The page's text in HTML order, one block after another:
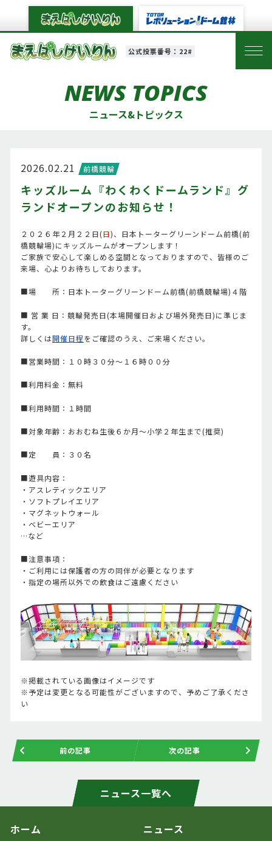
公式投票番号：22#
NEWS TOPICS
ニュース&トピックス
2026.02.21 前橋競輪
キッズルーム『わくわくドームランド』グ
ランドオープンのお知らせ！
２０２６年２月２２日(日)、日本トーターグリーンドーム前橋(前
橋競輪場)にキッズルームがオープンします！
ご家族で安心して楽しめる空間となっておりますので、皆様のご
来場、心よりお待ちしております。
■場 所：日本トーターグリーンドーム前橋(前橋競輪場)４階
■ 営 業 日：競輪発売日(本場開催日および場外発売日)に準じま
す。
詳しくは開催日程をご確認のうえ、ご来場ください。
■営業時間：１０時３０分～１６時００分
■利用料金：無料
■利用時間：１時間
■対象年齢：おおむね生後６か月～小学２年生まで(推奨)
■定 員：３０名
■遊具内容：
・アスレティックエリア
・ソフトプレイエリア
・マグネットウォール
・ベビーエリア
…など
■注意事項：
・ご利用には保護者の方の同伴が必要となります
・指定の場所以外での飲食はご遠慮ください
※掲載されている画像はイメージです
※予定は変更となる可能性がございますので、予めご了承くださ
い
前の記事 次の記事
ニュース一覧へ
ホーム ニュース